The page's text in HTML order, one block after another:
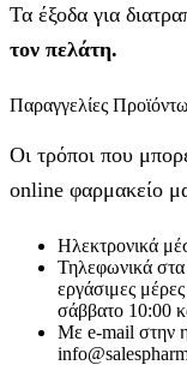
Τα έξοδα για
τον πελάτη.
Παραγγελίες
Οι τρόποι που
online φαρμακείο
Ηλεκτρονικά
Τηλεφωνικά
εργάσιμες
σάββατο 10:00
Με e-mail στην